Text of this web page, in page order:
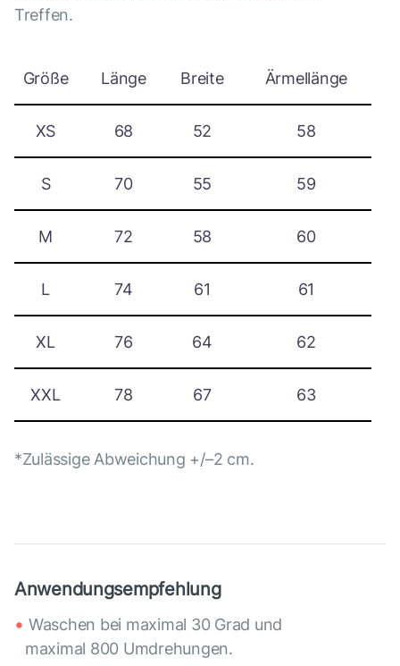
Treffen.
Größe Länge Breite Ärmellänge
XS 68 52 58
S 70 55 59
M 72 58 60
L 74 61 61
XL 76 64 62
XXL 78 67 63
*Zulässige Abweichung +/–2 cm.
Anwendungsempfehlung
Waschen bei maximal 30 Grad und
maximal 800 Umdrehungen.